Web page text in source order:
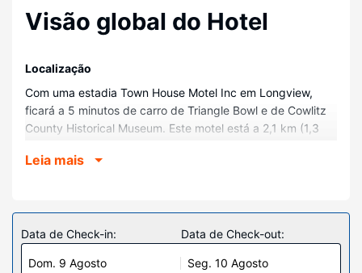
Visão global do Hotel
Localização
Com uma estadia Town House Motel Inc em Longview,
ficará a 5 minutos de carro de Triangle Bowl e de Cowlitz
County Historical Museum. Este motel está a 2,1 km (1,3
mi) de Lake Sacajawea Park.
Sinta-se em casa num dos 28 quartos com ar
condicionado, um frigorífico e um televisor LCD.
Mantenha-se em contacto graças à internet sem fios. As
casas de banho privativas dispõem de uma banheira ou
Leia mais
Data de Check-in:
Dom. 9 Agosto
Data de Check-out:
Seg. 10 Agosto